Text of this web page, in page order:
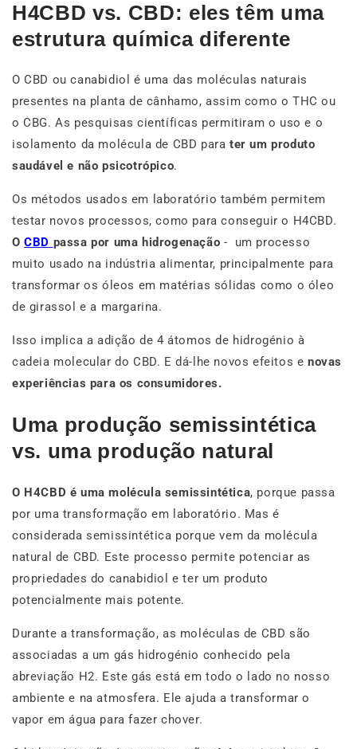
H4CBD vs. CBD: eles têm uma
estrutura química diferente
O CBD ou canabidiol é uma das moléculas naturais
presentes na planta de cânhamo, assim como o THC ou
o CBG. As pesquisas científicas permitiram o uso e o
isolamento da molécula de CBD parater um produto
saudável e não psicotrópico.
Os métodos usados em laboratório também permitem
testar novos processos, como para conseguir o H4CBD.
OCBD passa por uma hidrogenação - um processo
muito usado na indústria alimentar, principalmente para
transformar os óleos em matérias sólidas como o óleo
de girassol e a margarina.
Isso implica a adição de 4 átomos de hidrogénio à
cadeia molecular do CBD. E dá-lhe novos efeitos enovas
experiências para os consumidores.
Uma produção semissintética
vs. uma produção natural
O H4CBD é uma molécula semissintética, porque passa
por uma transformação em laboratório. Mas é
considerada semissintética porque vem da molécula
natural de CBD. Este processo permite potenciar as
propriedades do canabidiol e ter um produto
potencialmente mais potente.
Durante a transformação, as moléculas de CBD são
associadas a um gás hidrogénio conhecido pela
abreviação H2. Este gás está em todo o lado no nosso
ambiente e na atmosfera. Ele ajuda a transformar o
vapor em água para fazer chover.